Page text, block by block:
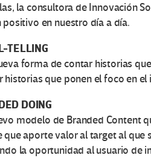
la consultora de Innovación
en nuestro día a día.
TELLING
forma de contar historias
historias que ponen el foco en
DOING
modelo de Branded Content
que aporte valor al target al que
la oportunidad al usuario de